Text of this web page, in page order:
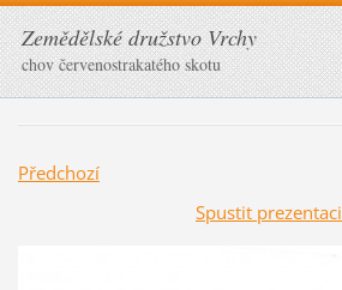
Zemědělské družstvo Vrchy
chov červenostrakatého skotu
Předchozí
Spustit prezentaci